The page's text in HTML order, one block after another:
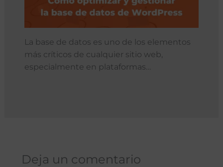
La base de datos es uno de los elementos
más críticos de cualquier sitio web,
especialmente en plataformas…
Deja un comentario